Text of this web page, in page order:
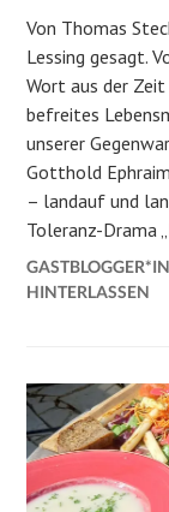
Von Thomas
Lessing gesagt.
Wort aus der
befreites
unserer
Gotthold
– landauf und
Toleranz-Drama
GASTBLOGGER*IN
HINTERLASSEN